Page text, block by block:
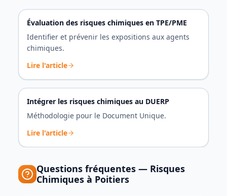
Évaluation des risques chimiques en TPE/PME
Identifier et prévenir les expositions aux agents
chimiques.
Lire l'article
Intégrer les risques chimiques au DUERP
Méthodologie pour le Document Unique.
Lire l'article
Questions fréquentes — Risques
Chimiques à Poitiers